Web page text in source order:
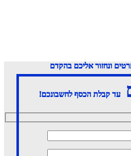
ונחזור אליכם בהקדם
עד קבלת הכסף לחשבונכם!